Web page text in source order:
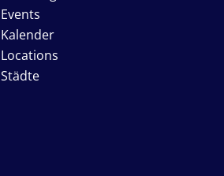
Events
Kalender
Locations
Städte